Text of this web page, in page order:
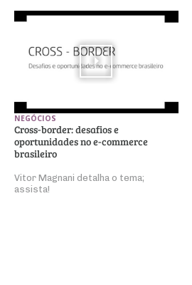
NEGÓCIOS
Cross-border: desafios e
oportunidades no e-commerce
brasileiro
Vitor Magnani detalha o tema;
assista!